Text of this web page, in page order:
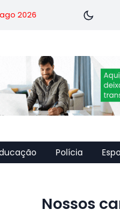
2026
Polícia
Nossos